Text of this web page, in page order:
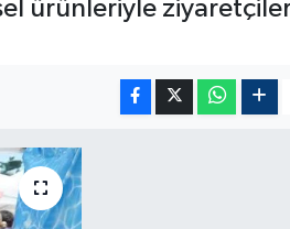
ürünleriyle